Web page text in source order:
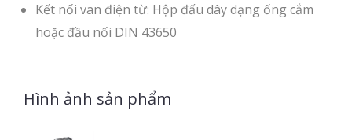
Kết nối van điện từ: Hộp đấu dây dạng ống cắm
hoặc đầu nối DIN 43650
Hình ảnh sản phẩm